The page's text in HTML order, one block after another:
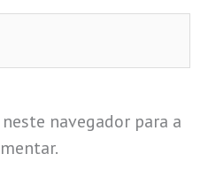
navegador para a